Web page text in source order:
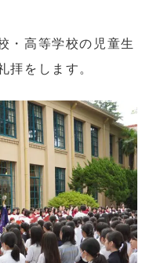
アクセス
サイトマップ
・高等学校の児童生
拝をします。